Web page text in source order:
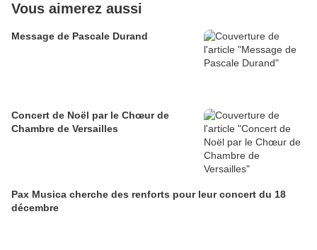
Vous aimerez aussi
Message de Pascale Durand
Concert de Noël par le Chœur de
Chambre de Versailles
Pax Musica cherche des renforts pour leur concert du 18
décembre